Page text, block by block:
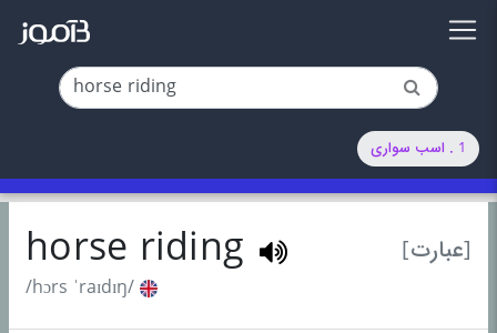
1 . اسب سواری
[عبارت] horse riding
/hɔrs ˈraɪdɪŋ/